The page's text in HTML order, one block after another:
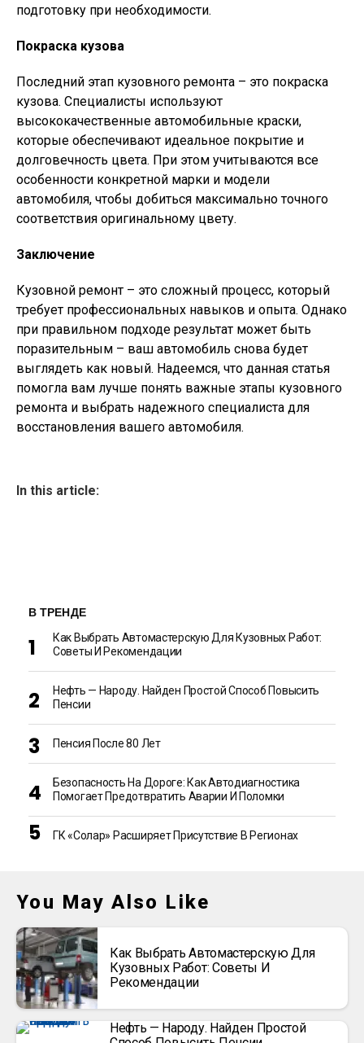
подготовку при необходимости.
Покраска кузова
Последний этап кузовного ремонта – это покраска
кузова. Специалисты используют
высококачественные автомобильные краски,
которые обеспечивают идеальное покрытие и
долговечность цвета. При этом учитываются все
особенности конкретной марки и модели
автомобиля, чтобы добиться максимально точного
соответствия оригинальному цвету.
Заключение
Кузовной ремонт – это сложный процесс, который
требует профессиональных навыков и опыта. Однако
при правильном подходе результат может быть
поразительным – ваш автомобиль снова будет
выглядеть как новый. Надеемся, что данная статья
помогла вам лучше понять важные этапы кузовного
ремонта и выбрать надежного специалиста для
восстановления вашего автомобиля.
In this article:
В ТРЕНДЕ
Как Выбрать Автомастерскую Для Кузовных Работ:
Советы И Рекомендации
Нефть — Народу. Найден Простой Способ Повысить
Пенсии
Пенсия После 80 Лет
Безопасность На Дороге: Как Автодиагностика
Помогает Предотвратить Аварии И Поломки
ГК «Солар» Расширяет Присутствие В Регионах
You May Also Like
Как Выбрать Автомастерскую Для
Кузовных Работ: Советы И
Рекомендации
Нефть — Народу. Найден Простой